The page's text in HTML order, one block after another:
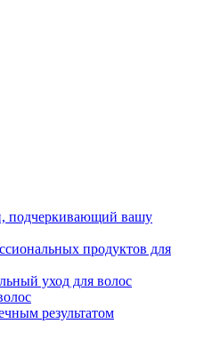
подчеркивающий вашу
продуктов для
уход для волос
результатом